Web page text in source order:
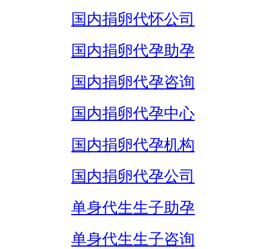
国内捐卵代怀公司
国内捐卵代孕助孕
国内捐卵代孕咨询
国内捐卵代孕中心
国内捐卵代孕机构
国内捐卵代孕公司
单身代生生子助孕
单身代生生子咨询